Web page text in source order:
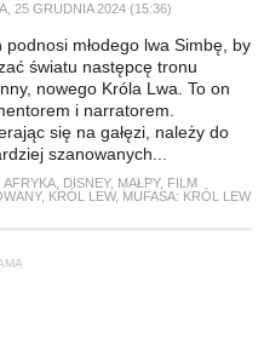
25 GRUDNIA 2024 (15:36)
podnosi młodego lwa Simbę, by
światu następcę tronu
nowego Króla Lwa. To on
i narratorem.
się na gałęzi, należy do
szanowanych...
AFRYKA, DISNEY, MAŁPY, FILM
, KRÓL LEW, MUFASA: KRÓL LEW